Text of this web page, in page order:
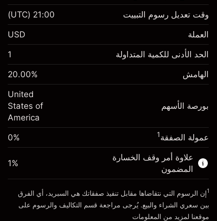
$1,000.00
رسوم التبييت
الرسوم من قيمة الصفقة الكاملة
%
(-$1.08)
حجم الصفقة بالرافعة المالية ~$5,000.00
الأموال من الرافعة المالية ~ دولار
انتقل إلى المنصة
الهامش. استثمارك $1,000.00
رسوم التبييت
الرسوم من قيمة الصفقة الكاملة
-0.000682
%
(-$0.03)
حجم الصفقة بالرافعة المالية ~
الأموال من الرافعة المالية ~ دولار
انتقل إلى المنصة
وقت تعديل رسوم التبييت 21:00
(UTC)
العملة USD
الحد الأدنى للكمية المتداولة 1
الهامش 20.00%
بورصة الأسهم
United
States of
America
عمولة الصفقة1
0%
علاوة أمر وقف الخسارة
المضمون
1%
1إن الرسوم التي نتقاضاها مقابل تنفيذ صفقاتك هي السبريد، أي الفرق
بين سعري الشراء والبيع. يُرجى مراجعة قسم التكاليف والرسوم على
موقعنا لمزيد من المعلومات